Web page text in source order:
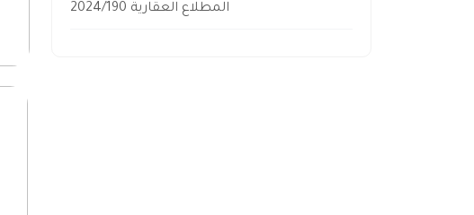
المطلاع العقارية 2024/190